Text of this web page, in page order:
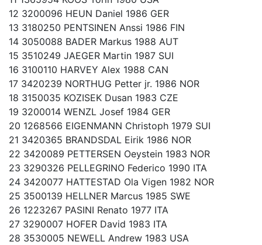
12 3200096 HEUN Daniel 1986 GER
13 3180250 PENTSINEN Anssi 1986 FIN
14 3050088 BADER Markus 1988 AUT
15 3510249 JAEGER Martin 1987 SUI
16 3100110 HARVEY Alex 1988 CAN
17 3420239 NORTHUG Petter jr. 1986 NOR
18 3150035 KOZISEK Dusan 1983 CZE
19 3200014 WENZL Josef 1984 GER
20 1268566 EIGENMANN Christoph 1979 SUI
21 3420365 BRANDSDAL Eirik 1986 NOR
22 3420089 PETTERSEN Oeystein 1983 NOR
23 3290326 PELLEGRINO Federico 1990 ITA
24 3420077 HATTESTAD Ola Vigen 1982 NOR
25 3500139 HELLNER Marcus 1985 SWE
26 1223267 PASINI Renato 1977 ITA
27 3290007 HOFER David 1983 ITA
28 3530005 NEWELL Andrew 1983 USA